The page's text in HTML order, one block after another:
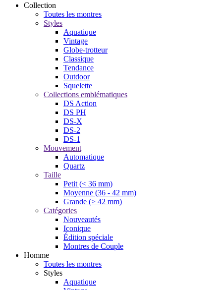
Collection
Toutes les montres
Styles
Aquatique
Vintage
Globe-trotteur
Classique
Tendance
Outdoor
Squelette
Collections emblématiques
DS Action
DS PH
DS-X
DS-2
DS-1
Mouvement
Automatique
Quartz
Taille
Petit (< 36 mm)
Moyenne (36 - 42 mm)
Grande (> 42 mm)
Catégories
Nouveautés
Iconique
Édition spéciale
Montres de Couple
Homme
Toutes les montres
Styles
Aquatique